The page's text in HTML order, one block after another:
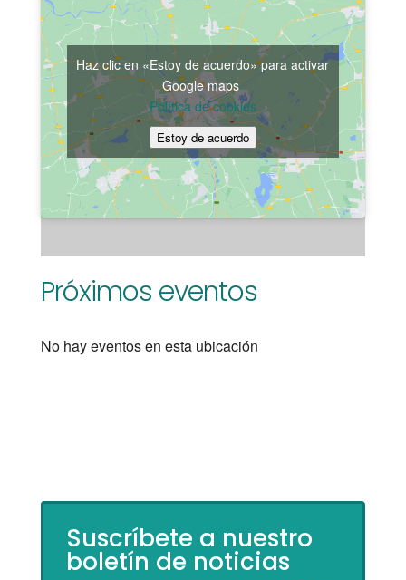
Haz clic en «Estoy de acuerdo» para activar
Google maps
Política de cookies
Estoy de acuerdo
Próximos eventos
No hay eventos en esta ubicación
Suscríbete a nuestro
boletín de noticias